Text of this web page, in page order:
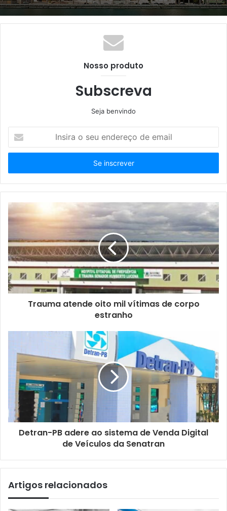
Nosso produto
Subscreva
Seja benvindo
seu
de
email
Trauma atende oito mil vítimas de corpo
estranho
Detran-PB adere ao sistema de Venda Digital
de Veículos da Senatran
Artigos relacionados